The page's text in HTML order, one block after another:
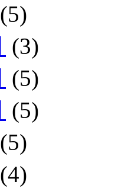
(5)
(3)
(5)
(5)
(5)
(4)